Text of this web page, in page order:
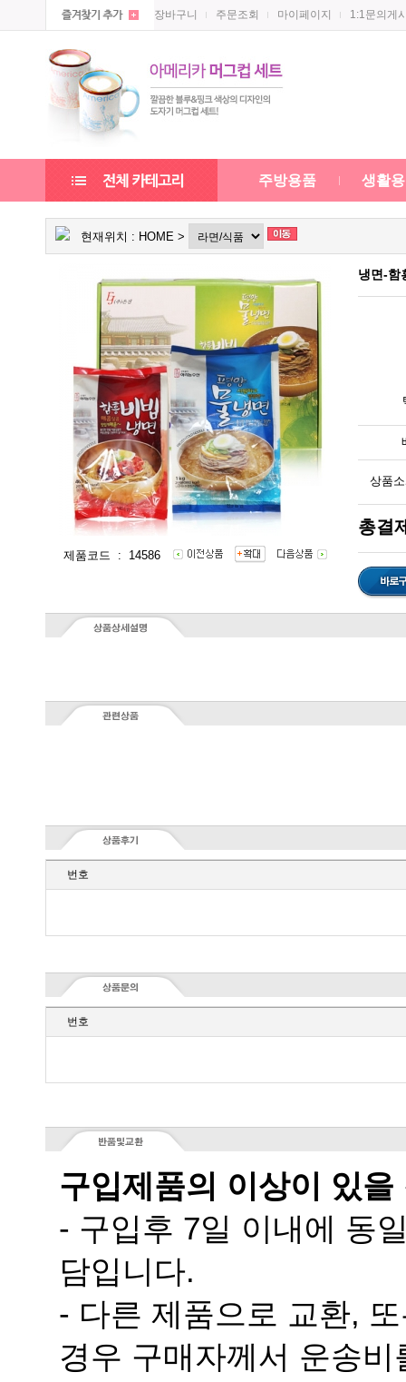
장바구니 주문조회 마이페이지 1:1문의게
주방용품 생활
현재위치 : HOME >
제품코드 : 14586
냉면-함
상품
총결
번호
번호
구입제품의 이상이 있을
담입니다.
경우 구매자께서 운송